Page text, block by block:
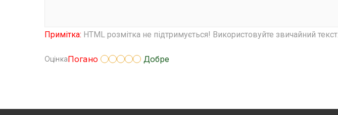
Примітка: HTML розмітка не підтримується! Використовуйте звичайний текст.
ОцінкаПогано Добре